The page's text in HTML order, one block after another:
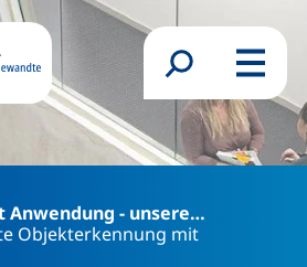
Direkt zum Inhalt
Suchformular
Menü
Anwendung - unsere…
Objekterkennung mit